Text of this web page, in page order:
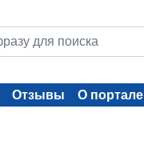
Отзывы О портале